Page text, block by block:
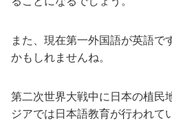
また、現在第一外国語が英語で
かもしれませんね。
第二次世界大戦中に日本の植民
ジアでは日本語教育が行われて